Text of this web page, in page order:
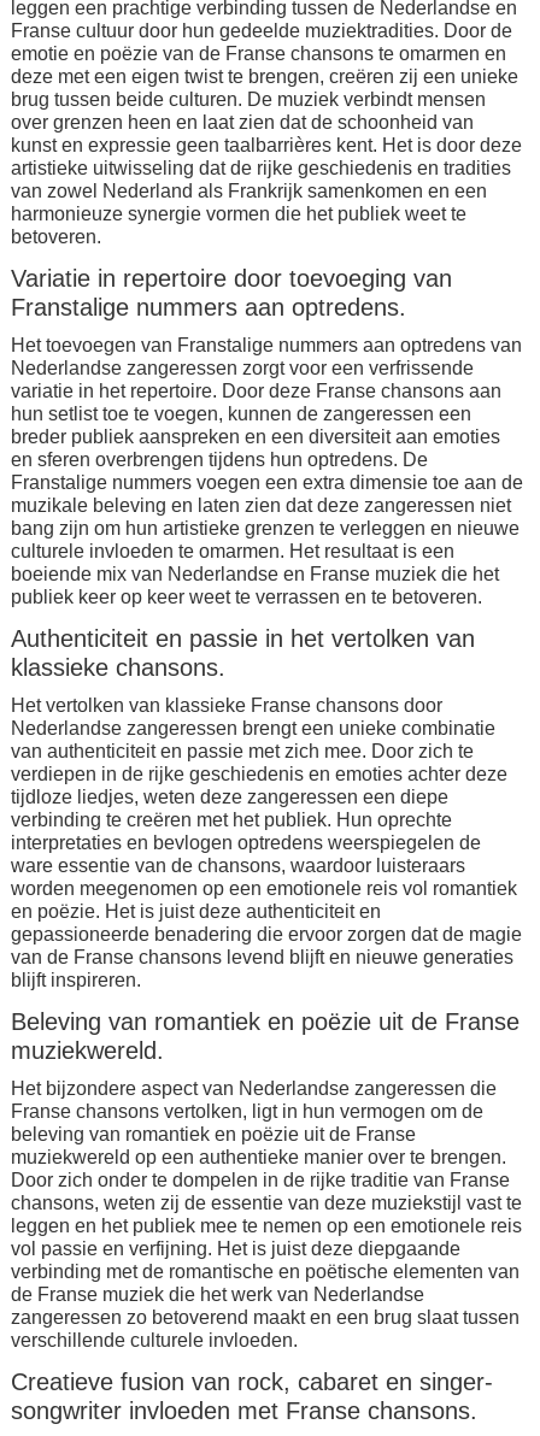
leggen een prachtige verbinding tussen de Nederlandse en
Franse cultuur door hun gedeelde muziektradities. Door de
emotie en poëzie van de Franse chansons te omarmen en
deze met een eigen twist te brengen, creëren zij een unieke
brug tussen beide culturen. De muziek verbindt mensen
over grenzen heen en laat zien dat de schoonheid van
kunst en expressie geen taalbarrières kent. Het is door deze
artistieke uitwisseling dat de rijke geschiedenis en tradities
van zowel Nederland als Frankrijk samenkomen en een
harmonieuze synergie vormen die het publiek weet te
betoveren.
Variatie in repertoire door toevoeging van
Franstalige nummers aan optredens.
Het toevoegen van Franstalige nummers aan optredens van
Nederlandse zangeressen zorgt voor een verfrissende
variatie in het repertoire. Door deze Franse chansons aan
hun setlist toe te voegen, kunnen de zangeressen een
breder publiek aanspreken en een diversiteit aan emoties
en sferen overbrengen tijdens hun optredens. De
Franstalige nummers voegen een extra dimensie toe aan de
muzikale beleving en laten zien dat deze zangeressen niet
bang zijn om hun artistieke grenzen te verleggen en nieuwe
culturele invloeden te omarmen. Het resultaat is een
boeiende mix van Nederlandse en Franse muziek die het
publiek keer op keer weet te verrassen en te betoveren.
Authenticiteit en passie in het vertolken van
klassieke chansons.
Het vertolken van klassieke Franse chansons door
Nederlandse zangeressen brengt een unieke combinatie
van authenticiteit en passie met zich mee. Door zich te
verdiepen in de rijke geschiedenis en emoties achter deze
tijdloze liedjes, weten deze zangeressen een diepe
verbinding te creëren met het publiek. Hun oprechte
interpretaties en bevlogen optredens weerspiegelen de
ware essentie van de chansons, waardoor luisteraars
worden meegenomen op een emotionele reis vol romantiek
en poëzie. Het is juist deze authenticiteit en
gepassioneerde benadering die ervoor zorgen dat de magie
van de Franse chansons levend blijft en nieuwe generaties
blijft inspireren.
Beleving van romantiek en poëzie uit de Franse
muziekwereld.
Het bijzondere aspect van Nederlandse zangeressen die
Franse chansons vertolken, ligt in hun vermogen om de
beleving van romantiek en poëzie uit de Franse
muziekwereld op een authentieke manier over te brengen.
Door zich onder te dompelen in de rijke traditie van Franse
chansons, weten zij de essentie van deze muziekstijl vast te
leggen en het publiek mee te nemen op een emotionele reis
vol passie en verfijning. Het is juist deze diepgaande
verbinding met de romantische en poëtische elementen van
de Franse muziek die het werk van Nederlandse
zangeressen zo betoverend maakt en een brug slaat tussen
verschillende culturele invloeden.
Creatieve fusion van rock, cabaret en singer-
songwriter invloeden met Franse chansons.